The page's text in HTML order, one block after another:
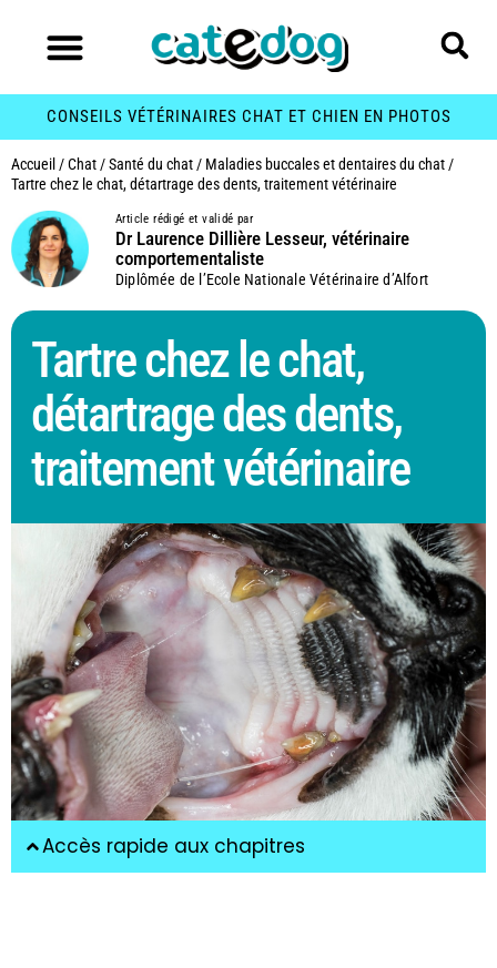
CONSEILS VÉTÉRINAIRES CHAT ET CHIEN EN PHOTOS
Accueil /Chat /Santé du chat / Maladies buccales et dentaires du chat /
Tartre chez le chat, détartrage des dents, traitement vétérinaire
Article rédigé et validé par
Dr Laurence Dillière Lesseur, vétérinaire
comportementaliste
Diplômée de l’Ecole Nationale Vétérinaire d’Alfort
Tartre chez le chat,
détartrage des dents,
traitement vétérinaire
Accès rapide aux chapitres